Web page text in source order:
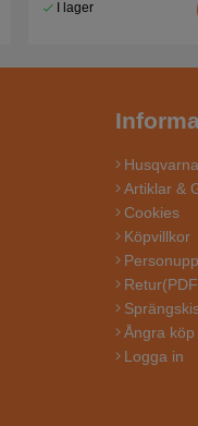
I lager
Artiklar &
Cookies
Köpvillkor
Ångra köp
Logga in